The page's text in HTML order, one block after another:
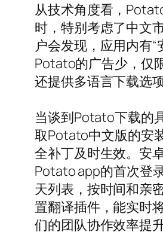
从技术角度看，
时，特别考虑了中文
户会发现，应用内有
Potato的广告少，仅
还提供多语言下载选
当谈到Potato下载的
取Potato中文版的安
全补丁及时生效。安
Potato app的首次登
天列表，按时间和亲
置翻译插件，能实时
们的团队协作效率提